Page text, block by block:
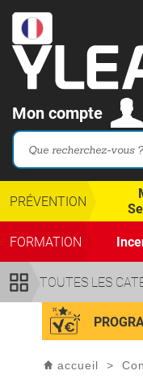
Mon compte
TOUTES LES
PRÉVENTION
FORMATION
accueil >